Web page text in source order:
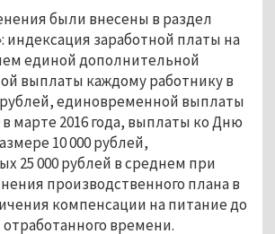
были внесены в раздел
индексация заработной платы на
единой дополнительной
выплаты каждому работнику в
рублей, единовременной выплаты
в марте 2016 года, выплаты ко Дню
10 000 рублей,
25 000 рублей в среднем при
производственного плана в
компенсации на питание до
отработанного времени.